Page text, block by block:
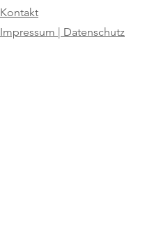
Kontakt
Impressum | Datenschutz